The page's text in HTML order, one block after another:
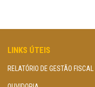
LINKS ÚTEIS
RELATÓRIO DE GESTÃO FISCAL